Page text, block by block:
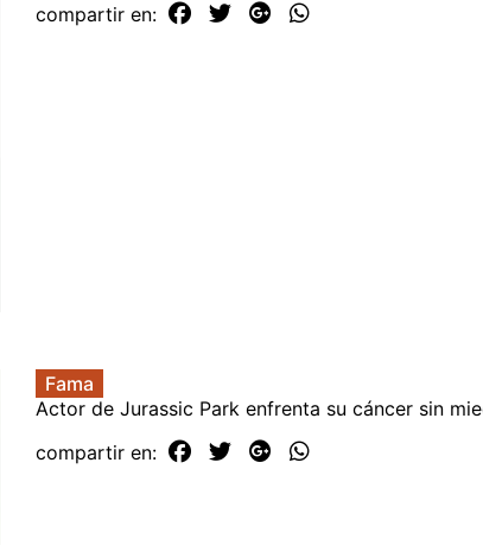
compartir en:
Fama
Actor de Jurassic Park enfrenta su cáncer sin
compartir en: